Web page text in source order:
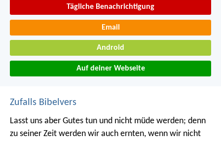
Tägliche Benachrichtigung
Email
Android
Auf deiner Webseite
Zufalls Bibelvers
Lasst uns aber Gutes tun und nicht müde werden; denn
zu seiner Zeit werden wir auch ernten, wenn wir nicht